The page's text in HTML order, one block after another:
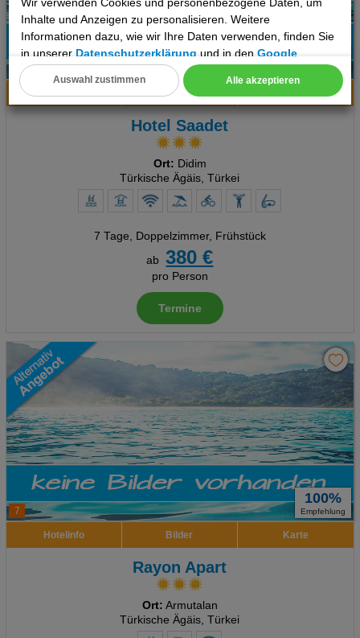
Inhalte und Anzeigen zu personalisieren. Weitere
Informationen dazu, wie wir Ihre Daten verwenden, finden Sie
in unsererDatenschutzerklärung und in denGoogle
Datenschutz- und Nutzungsbedingungen
Cookie Einstellungen
Social Media Cookies
Alle akzeptieren
Auswahl zustimmen
Empfehlung
Hotelinfo Bilder
Hotel Saadet
Ort: Didim
Türkische Ägäis, Türkei
7 Tage, Doppelzimmer, Frühstück
ab
380 €
pro Person
Termine
7
100%
Empfehlung
Hotelinfo Bilder Karte
Rayon Apart
Ort: Armutalan
Türkische Ägäis, Türkei